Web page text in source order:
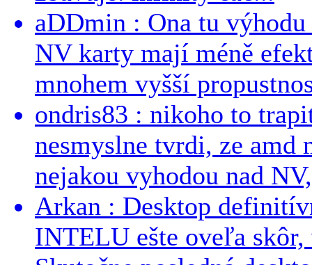
aDDmin : Ona tu
NV karty mají méně
mnohem vyšší
ondris83 : nikoho to
nesmyslne tvrdi, ze
nejakou vyhodou nad
Arkan : Desktop
INTELU ešte oveľa